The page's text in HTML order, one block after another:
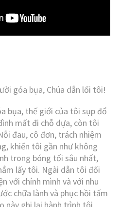
góa bụa, Chúa dẫn lối tôi!
bụa, thế giới của tôi sụp đổ
mất đi chỗ dựa, còn tôi
đau, cô đơn, trách nhiệm
khiến tôi gần như không
trong bóng tối sâu nhất,
lấy tôi. Ngài dẫn tôi đối
với chính mình và với nhu
chữa lành và phục hồi tấm